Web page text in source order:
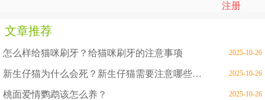
注册
文章推荐
怎么样给猫咪刷牙？给猫咪刷牙的注意事项 2025-10-26
新生仔猫为什么会死？新生仔猫需要注意哪些问题 2025-10-26
桃面爱情鹦鹉该怎么养？ 2025-10-26